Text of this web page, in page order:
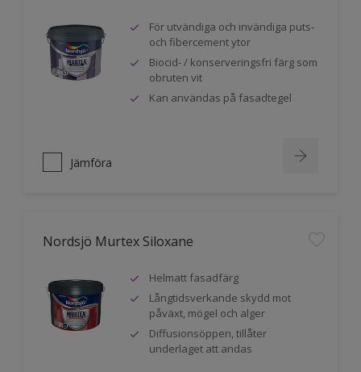
För utvändiga och invändiga puts-
och fibercement ytor
Biocid- / konserveringsfri färg som
obruten vit
Kan användas på fasadtegel
Jämföra
Nordsjö Murtex Siloxane
Helmatt fasadfärg
Långtidsverkande skydd mot
påväxt, mögel och alger
Diffusionsöppen, tillåter
underlaget att andas